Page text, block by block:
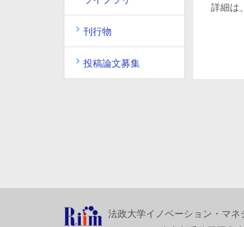
詳細は、
刊行物
投稿論文募集
法政大学イノベーション・マネ